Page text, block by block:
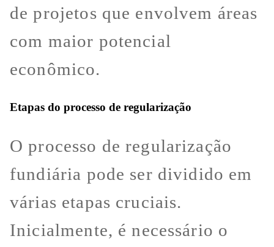
de projetos que envolvem áreas
com maior potencial
econômico.
Etapas do processo de regularização
O processo de regularização
fundiária pode ser dividido em
várias etapas cruciais.
Inicialmente, é necessário o